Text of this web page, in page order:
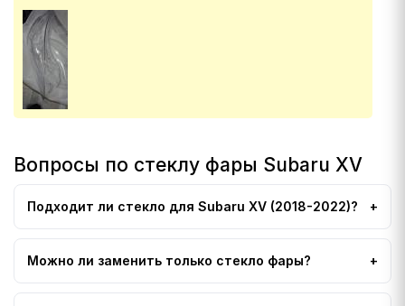
Вопросы по стеклу фары Subaru XV
Подходит ли стекло для Subaru XV (2018-2022)?
Можно ли заменить только стекло фары?